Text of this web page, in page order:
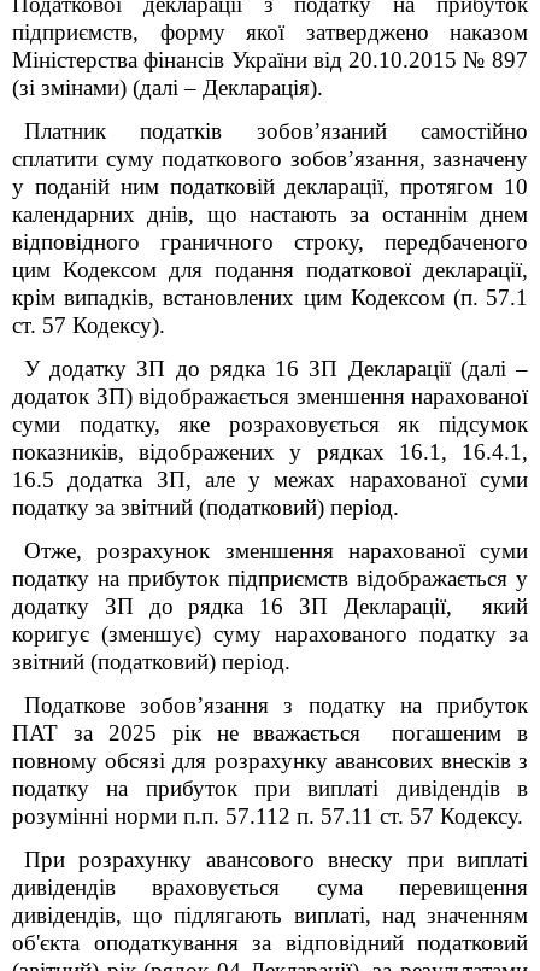
підприємств, форму якої затверджено наказом
Міністерства фінансів України від 20.10.2015 № 897
(зі змінами) (далі – Декларація).
Платник податків зобов’язаний самостійно
сплатити суму податкового зобов’язання, зазначену
у поданій ним податковій декларації, протягом 10
календарних днів, що настають за останнім днем
відповідного граничного строку, передбаченого
цим Кодексом для подання податкової декларації,
крім випадків, встановлених цим Кодексом (п. 57.1
ст. 57 Кодексу).
У додатку ЗП до рядка 16 ЗП Декларації (далі –
додаток ЗП) відображається зменшення нарахованої
суми податку, яке розраховується як підсумок
показників, відображених у рядках 16.1, 16.4.1,
16.5 додатка ЗП, але у межах нарахованої суми
податку за звітний (податковий) період.
Отже, розрахунок зменшення нарахованої суми
податку на прибуток підприємств відображається у
додатку ЗП до рядка 16 ЗП Декларації, який
коригує (зменшує) суму нарахованого податку за
звітний (податковий) період.
Податкове зобов’язання з податку на прибуток
ПАТ за 2025 рік не вважається погашеним в
повному обсязі для розрахунку авансових внесків з
податку на прибуток при виплаті дивідендів в
розумінні норми п.п. 57.11 2 п. 57.11 ст. 57 Кодексу.
При розрахунку авансового внеску при виплаті
дивідендів враховується сума перевищення
дивідендів, що підлягають виплаті, над значенням
об'єкта оподаткування за відповідний податковий